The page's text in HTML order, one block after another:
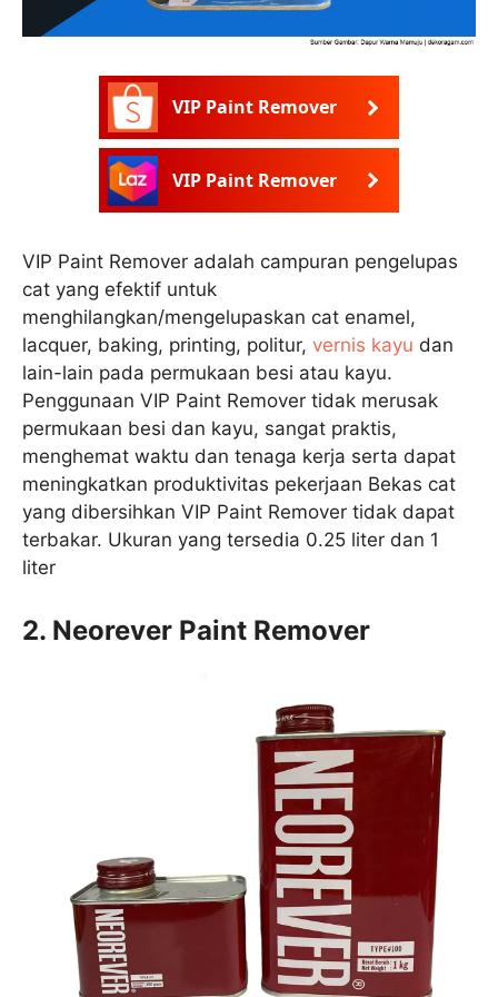
VIP Paint Remover
VIP Paint Remover
VIP Paint Remover adalah campuran pengelupas
cat yang efektif untuk
menghilangkan/mengelupaskan cat enamel,
lacquer, baking, printing, politur, vernis kayu dan
lain-lain pada permukaan besi atau kayu.
Penggunaan VIP Paint Remover tidak merusak
permukaan besi dan kayu, sangat praktis,
menghemat waktu dan tenaga kerja serta dapat
meningkatkan produktivitas pekerjaan Bekas cat
yang dibersihkan VIP Paint Remover tidak dapat
terbakar. Ukuran yang tersedia 0.25 liter dan 1
liter
2. Neorever Paint Remover